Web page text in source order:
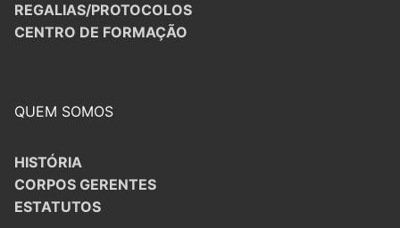
REGALIAS/PROTOCOLOS
CENTRO DE FORMAÇÃO
QUEM SOMOS
HISTÓRIA
CORPOS GERENTES
ESTATUTOS